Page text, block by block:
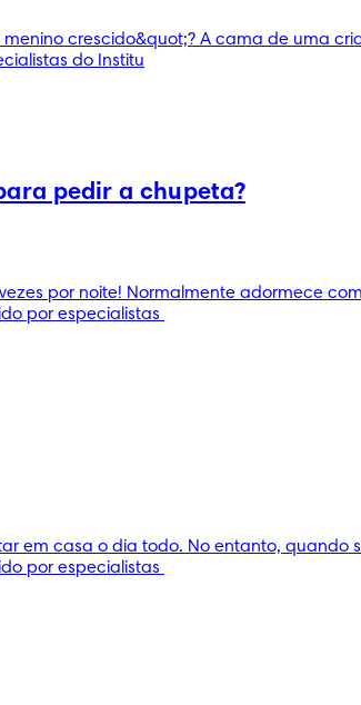
crescido&quot;? A cama de uma
do Institu
pedir a chupeta?
por noite! Normalmente adormece
por especialistas
em casa o dia todo. No entanto, quando
por especialistas